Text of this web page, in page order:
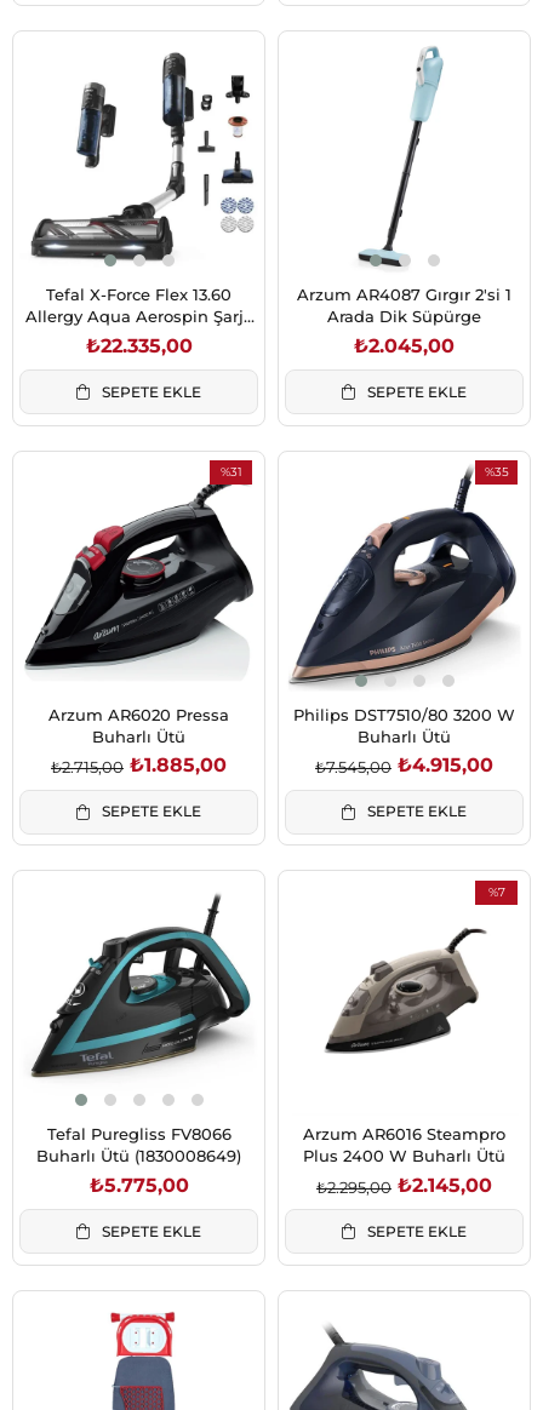
Tefal X-Force Flex 13.60
Allergy Aqua Aerospin Şarjlı
Dikey Süpürge (2211401286)
₺22.335,00
SEPETE EKLE
Arzum AR4087 Gırgır 2'si 1
Arada Dik Süpürge
₺2.045,00
SEPETE EKLE
%31
İndirim
%31İndirim
Arzum AR6020 Pressa
Buharlı Ütü
₺1.885,00
₺2.715,00
SEPETE EKLE
%35
Philips DST7510/80 3200 W
Buharlı Ütü
₺4.915,00
₺7.545,00
SEPETE EKLE
Tefal Puregliss FV8066
Buharlı Ütü (1830008649)
₺5.775,00
SEPETE EKLE
%7
Arzum AR6016 Steampro
Plus 2400 W Buharlı Ütü
₺2.145,00
₺2.295,00
SEPETE EKLE